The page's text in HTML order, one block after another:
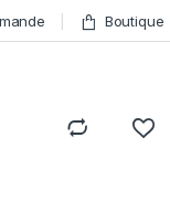
Boutique